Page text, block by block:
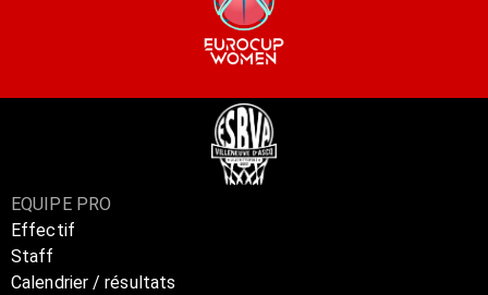
EQUIPE PRO
Effectif
Staff
Calendrier / résultats